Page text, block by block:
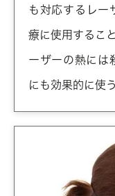
も対応するレー
療に使用するこ
ーザーの熱には
にも効果的に使